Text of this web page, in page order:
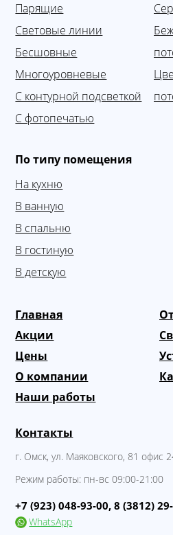
Парящие
Световые линии
Бесшовные
Многоуровневые
С контурной подсветкой
С фотопечатью
По типу помещения
На кухню
В ванную
В спальню
В гостиную
В детскую
Главная
Акции
Цены
О компании
Наши работы
Контакты
г. Омск,ул. Маяковского, 81 офис
Режим работы: пн-вс 09:00-21:00
+7 (923) 048-93-00, 8 (3812)
WhatsApp